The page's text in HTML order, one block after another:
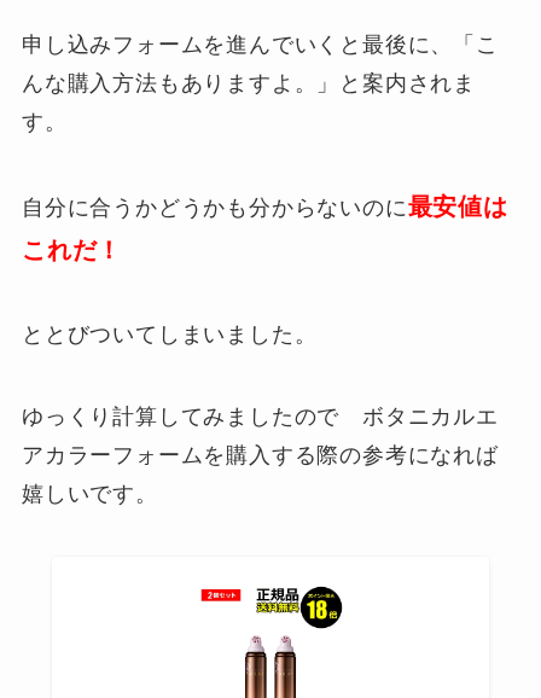
申し込みフォームを進んでいくと最後に、「こ
んな購入方法もありますよ。」と案内されま
す。
自分に合うかどうかも分からないのに最安値は
これだ！
ととびついてしまいました。
ゆっくり計算してみましたので ボタニカルエ
アカラーフォームを購入する際の参考になれば
嬉しいです。